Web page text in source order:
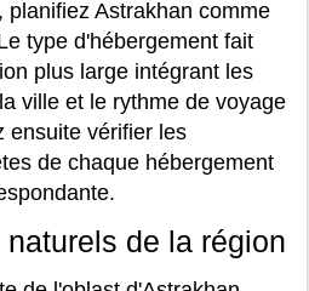
planifiez Astrakhan comme
type d'hébergement fait
plus large intégrant les
ville et le rythme de voyage
ensuite vérifier les
de chaque hébergement
de la région